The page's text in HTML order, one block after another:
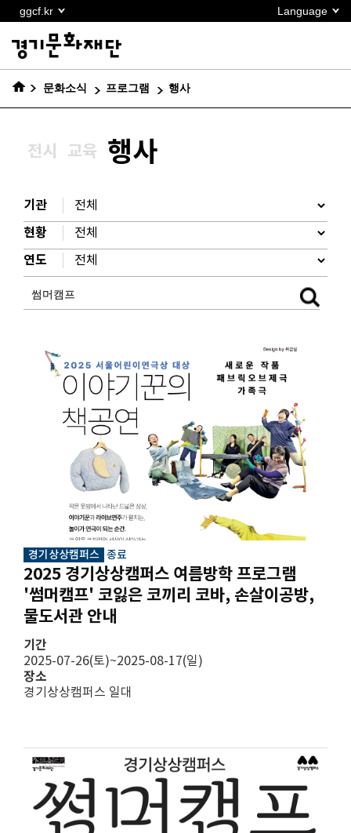
바로가기
ggcf.kr Language
문화소식 프로그램 행사
전시 교육 행사
기관
현황
연도
경기상상캠퍼스 종료
2025 경기상상캠퍼스 여름방학 프로그램
'썸머캠프' 코잃은 코끼리 코바, 손살이공방,
물도서관 안내
기간
2025-07-26(토)~2025-08-17(일)
장소
경기상상캠퍼스 일대